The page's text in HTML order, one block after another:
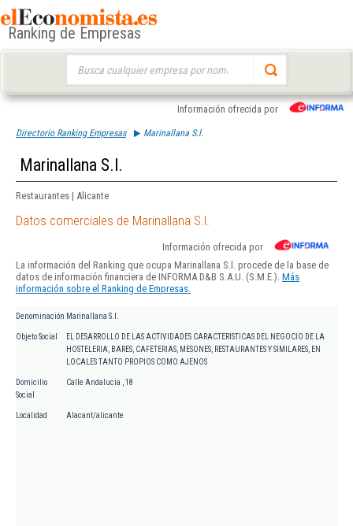
Ranking de Empresas
Información ofrecida por
Directorio Ranking Empresas Marinallana S.l.
Marinallana S.l.
Restaurantes | Alicante
Datos comerciales de Marinallana S.l.
Información ofrecida por
La información del Ranking que ocupa Marinallana S.l. procede de la base de
datos de información financiera de INFORMA D&B S.A.U. (S.M.E.). Más
información sobre el Ranking de Empresas.
Denominación Marinallana S.l.
Objeto Social
EL DESARROLLO DE LAS ACTIVIDADES CARACTERISTICAS DEL NEGOCIO DE LA
HOSTELERIA, BARES, CAFETERIAS, MESONES, RESTAURANTES Y SIMILARES, EN
LOCALES TANTO PROPIOS COMO AJENOS
Domicilio
Social
Calle Andalucia , 18
Localidad Alacant/alicante